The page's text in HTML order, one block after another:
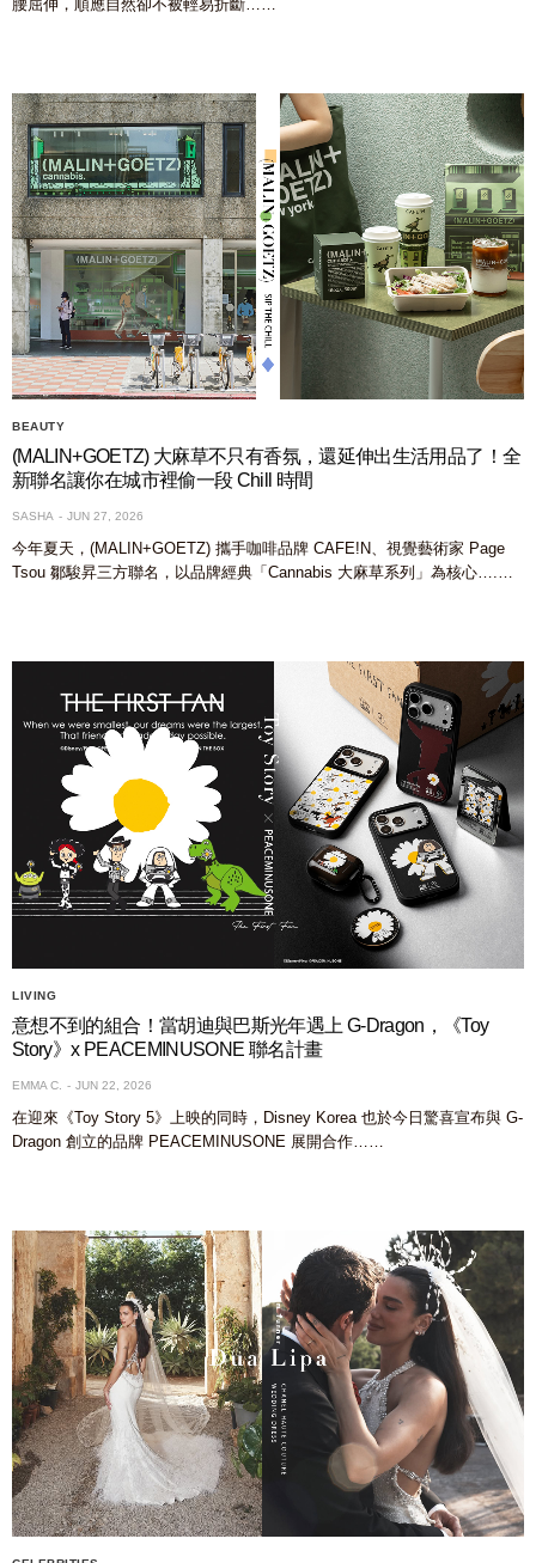
腰屈伸，順應自然卻不被輕易折斷……
BEAUTY
(MALIN+GOETZ) 大麻草不只有香氛，還延伸出生活用品了！全
新聯名讓你在城市裡偷一段 Chill 時間
SASHA JUN 27, 2026
今年夏天，(MALIN+GOETZ) 攜手咖啡品牌 CAFE!N、視覺藝術家 Page
Tsou 鄒駿昇三方聯名，以品牌經典「Cannabis 大麻草系列」為核心….…
LIVING
意想不到的組合！當胡迪與巴斯光年遇上 G-Dragon，《Toy
Story》x PEACEMINUSONE 聯名計畫
EMMA C. JUN 22, 2026
在迎來《Toy Story 5》上映的同時，Disney Korea 也於今日驚喜宣布與 G-
Dragon 創立的品牌 PEACEMINUSONE 展開合作……